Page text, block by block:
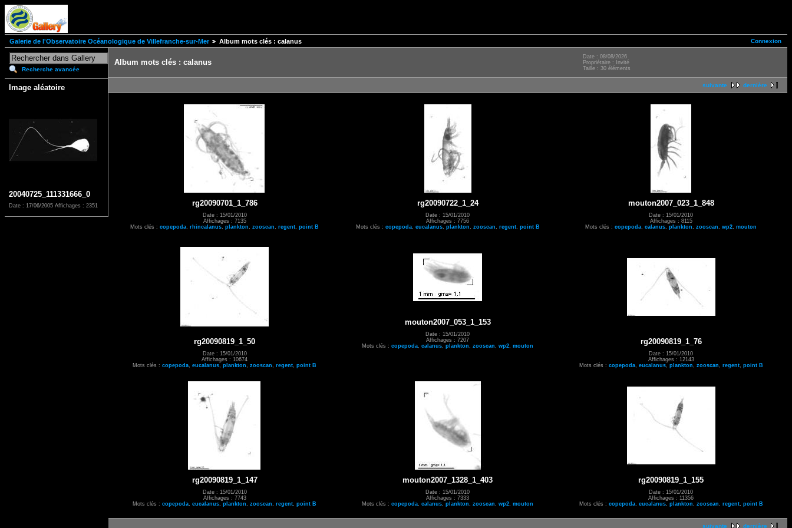
Connexion
Galerie de l'Observatoire Océanologique de Villefranche-sur-Mer Album mots clés : calanus
Recherche avancée
Image aléatoire
20040725_111331666_0
Date : 17/06/2005 Affichages : 2351
Album mots clés : calanus
Date : 08/08/2026
Propriétaire : Invité
Taille : 30 éléments
suivante dernière
rg20090701_1_786
Date : 15/01/2010
Affichages : 7135
Mots clés : copepoda rhincalanus plankton zooscan regent point B
rg20090722_1_24
Date : 15/01/2010
Affichages : 7756
Mots clés : copepoda, eucalanus, plankton zooscan regent, point B
mouton2007_023_1_848
Date : 15/01/2010
Affichages : 8115
Mots clés : copepoda calanus plankton zooscan wp2 mouton
rg20090819_1_50
Date : 15/01/2010
Affichages : 10674
Mots clés : copepoda eucalanus plankton zooscan regent point B
mouton2007_053_1_153
Date : 15/01/2010
Affichages : 7207
Mots clés : copepoda calanus plankton zooscan wp2 mouton rg20090819_1_76
Date : 15/01/2010
Affichages : 12143
Mots clés : copepoda, eucalanus, plankton zooscan regent, point B
rg20090819_1_147
Date : 15/01/2010
Affichages : 7743
Mots clés : copepoda eucalanus plankton zooscan regent point B
mouton2007_1328_1_403
Date : 15/01/2010
Affichages : 7333
Mots clés : copepoda calanus plankton zooscan wp2 mouton
rg20090819_1_155
Date : 15/01/2010
Affichages : 11356
Mots clés : copepoda, eucalanus, plankton zooscan regent, point B
suivante dernière